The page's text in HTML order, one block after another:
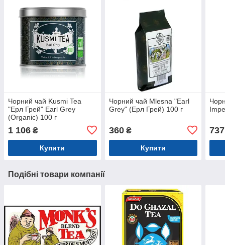
Чорний чай Kusmi Tea
"Ерл Грей" Earl Grey
(Organic) 100 г
1 106 ₴
Купити
Чорний чай Mlesna "Earl
Grey" (Ерл Грей) 100 г
360₴
Купити
737
Подібні товари компанії